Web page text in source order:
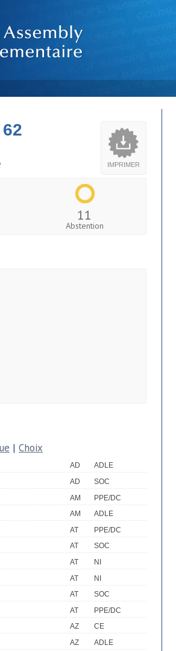
IMPRIMER
11
Abstention
| Choix
AD
ADLE
AD
SOC
AM
PPE/DC
AM
ADLE
AT
PPE/DC
AT
SOC
AT
NI
AT
NI
AT
SOC
AT
PPE/DC
AZ
CE
AZ
ADLE